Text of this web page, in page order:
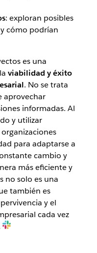
: exploran posibles
cómo podrían
es una
viabilidad y éxito
. No se trata
aprovechar
informadas. Al
y utilizar
para adaptarse a
cambio y
más eficiente y
no solo es una
también es
y el
cada vez